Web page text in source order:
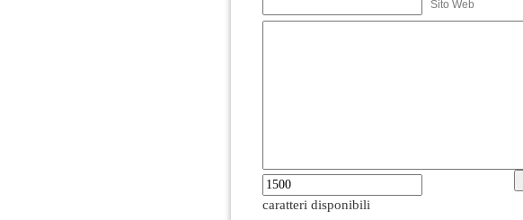
Sito Web
caratteri disponibili